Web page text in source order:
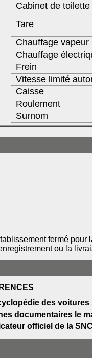
Cabinet de toilette
Tare
Chauffage vapeur
Chauffage
Frein
Vitesse limité
Caisse
Roulement
Surnom
fermé pour
ou la
des voitures
documentaires le
officiel de la